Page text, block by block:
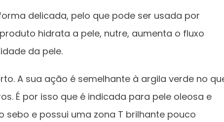
delicada, pelo que pode ser usada por
hidrata a pele, nutre, aumenta o fluxo
da pele.
A sua ação é semelhante à argila verde no
É por isso que é indicada para pele oleosa e
e possui uma zona T brilhante pouco